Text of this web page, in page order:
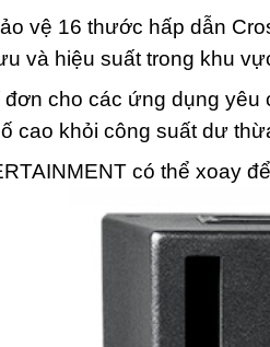
vệ 16 thước hấp dẫn
và hiệu suất trong khu
đơn cho các ứng dụng
cao khỏi công suất dư
có thể xoay